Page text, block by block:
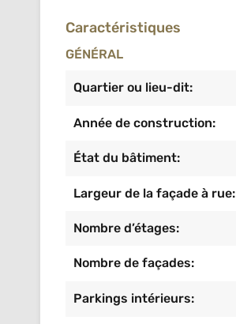
Caractéristiques
GÉNÉRAL
Quartier ou lieu-dit:
Année de construction:
État du bâtiment:
Largeur de la façade à rue:
Nombre d’étages:
Nombre de façades:
Parkings intérieurs: